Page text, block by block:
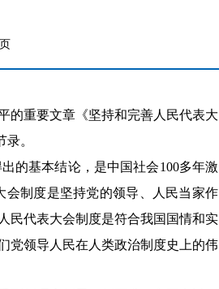
的重要文章《坚持和完善人民代表大
。
的基本结论，是中国社会100多年激
制度是坚持党的领导、人民当家作
民代表大会制度是符合我国国情和实
党领导人民在人类政治制度史上的伟